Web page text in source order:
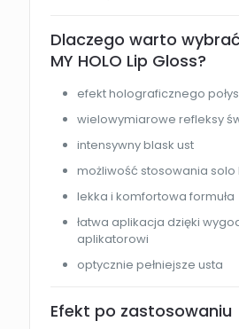
Dlaczego warto
MY HOLO Lip Gloss?
efekt holograficznego
wielowymiarowe refleksy
intensywny blask ust
możliwość stosowania
lekka i komfortowa formuła
łatwa aplikacja dzięki
aplikatorowi
optycznie pełniejsze usta
Efekt po zastosowaniu